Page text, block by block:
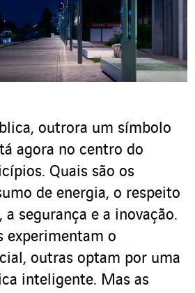
outrora um símbolo
agora no centro do
Quais são os
de energia, o respeito
segurança e a inovação.
experimentam o
outras optam por uma
inteligente. Mas as